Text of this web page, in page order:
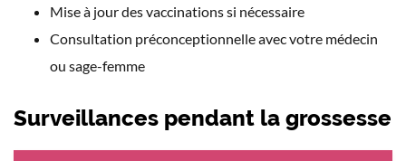
Mise à jour des vaccinations si nécessaire
Consultation préconceptionnelle avec votre médecin
ou sage-femme
Surveillances pendant la grossesse